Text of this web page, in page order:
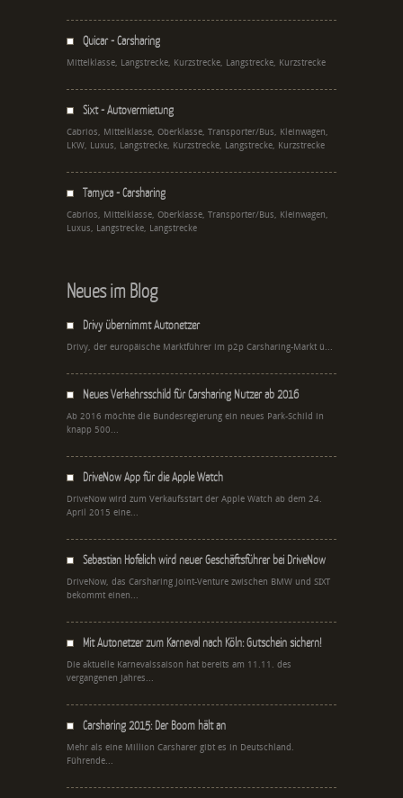
Quicar - Carsharing
Mittelklasse, Langstrecke, Kurzstrecke, Langstrecke, Kurzstrecke
Sixt - Autovermietung
Cabrios, Mittelklasse, Oberklasse, Transporter/Bus, Kleinwagen,
LKW, Luxus, Langstrecke, Kurzstrecke, Langstrecke, Kurzstrecke
Tamyca - Carsharing
Cabrios, Mittelklasse, Oberklasse, Transporter/Bus, Kleinwagen,
Luxus, Langstrecke, Langstrecke
Neues im Blog
Drivy übernimmt Autonetzer
Drivy, der europäische Marktführer im p2p Carsharing-Markt ü...
Neues Verkehrsschild für Carsharing Nutzer ab 2016
Ab 2016 möchte die Bundesregierung ein neues Park-Schild in
knapp 500...
DriveNow App für die Apple Watch
DriveNow wird zum Verkaufsstart der Apple Watch ab dem 24.
April 2015 eine...
Sebastian Hofelich wird neuer Geschäftsführer bei DriveNow
DriveNow, das Carsharing Joint-Venture zwischen BMW und SIXT
bekommt einen...
Mit Autonetzer zum Karneval nach Köln: Gutschein sichern!
Die aktuelle Karnevalssaison hat bereits am 11.11. des
vergangenen Jahres...
Carsharing 2015: Der Boom hält an
Mehr als eine Million Carsharer gibt es in Deutschland.
Führende...